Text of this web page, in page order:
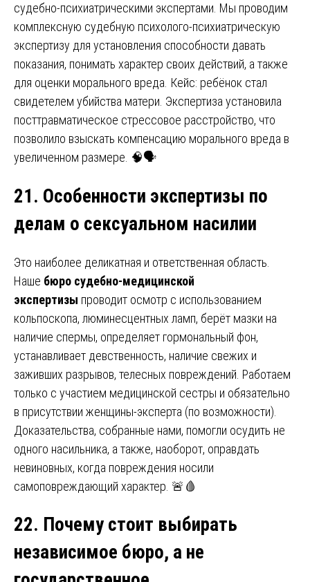
судебно-психиатрическими экспертами. Мы проводим
комплексную судебную психолого-психиатрическую
экспертизу для установления способности давать
показания, понимать характер своих действий, а также
для оценки морального вреда. Кейс: ребёнок стал
свидетелем убийства матери. Экспертиза установила
посттравматическое стрессовое расстройство, что
позволило взыскать компенсацию морального вреда в
увеличенном размере. 🧠🗣️
21. Особенности экспертизы по
делам о сексуальном насилии
Это наиболее деликатная и ответственная область.
Наше бюро судебно-медицинской
экспертизы проводит осмотр с использованием
кольпоскопа, люминесцентных ламп, берёт мазки на
наличие спермы, определяет гормональный фон,
устанавливает девственность, наличие свежих и
заживших разрывов, телесных повреждений. Работаем
только с участием медицинской сестры и обязательно
в присутствии женщины-эксперта (по возможности).
Доказательства, собранные нами, помогли осудить не
одного насильника, а также, наоборот, оправдать
невиновных, когда повреждения носили
самоповреждающий характер. 🚨🩸
22. Почему стоит выбирать
независимое бюро, а не